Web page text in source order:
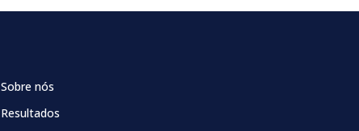
Sobre nós
Resultados